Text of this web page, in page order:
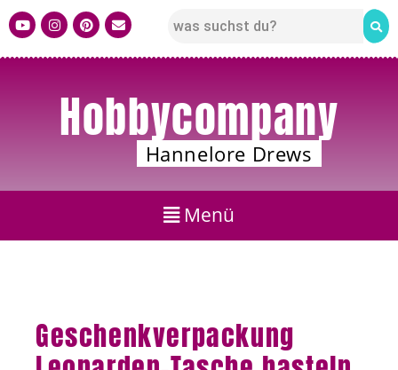
Hobbycompany
Hannelore Drews
Geschenkverpackung